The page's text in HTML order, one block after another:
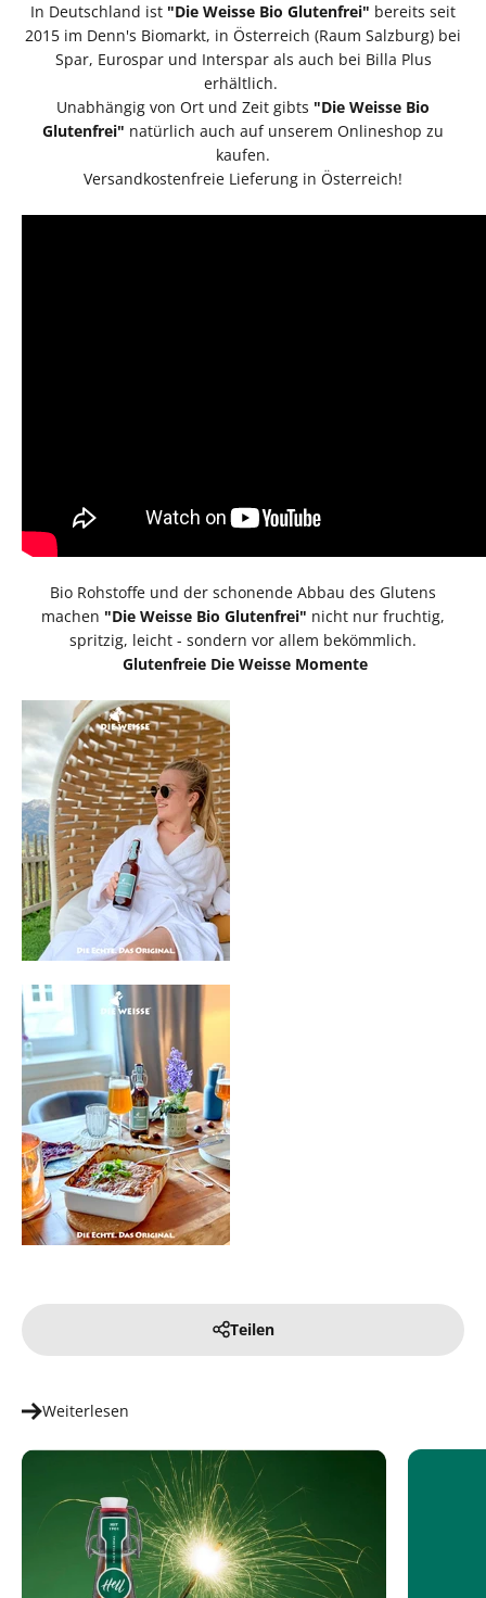
In Deutschland ist "Die Weisse Bio Glutenfrei" bereits seit
2015 im Denn's Biomarkt, in Österreich (Raum Salzburg) bei
Spar, Eurospar und Interspar als auch bei Billa Plus
erhältlich.
Unabhängig von Ort und Zeit gibts "Die Weisse Bio
Glutenfrei" natürlich auch auf unserem Onlineshop zu
kaufen.
Versandkostenfreie Lieferung in Österreich!
Bio Rohstoffe und der schonende Abbau des Glutens
machen "Die Weisse Bio Glutenfrei" nicht nur fruchtig,
spritzig, leicht - sondern vor allem bekömmlich.
Glutenfreie Die Weisse Momente
Teilen
Weiterlesen